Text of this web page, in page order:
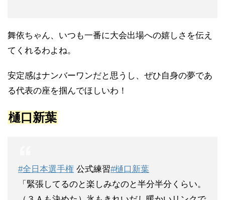
舞依ちゃん、いつも一番に大会出場への嬉しさを伝え
てくれるわよね。
安定感はナンバーワンだと思うし、ぜひ自身の夢であ
る代表の座を掴んでほしいわ！
樋口新葉
#全日本選手権 公式練習#樋口新葉
「緊張してるのと楽しみなのと半分半分くらい。